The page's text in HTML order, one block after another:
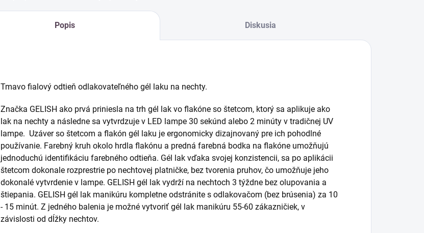
Popis Diskusia
Tmavo fialový odtieň odlakovateľného gél laku na nechty.
Značka GELISH ako prvá priniesla na trh gél lak vo flakóne so štetcom, ktorý sa aplikuje ako
lak na nechty a následne sa vytvrdzuje v LED lampe 30 sekúnd alebo 2 minúty v tradičnej UV
lampe. Uzáver so štetcom a flakón gél laku je ergonomicky dizajnovaný pre ich pohodlné
používanie. Farebný kruh okolo hrdla flakónu a predná farebná bodka na flakóne umožňujú
jednoduchú identifikáciu farebného odtieňa. Gél lak vďaka svojej konzistencii, sa po aplikácii
štetcom dokonale rozprestrie po nechtovej platničke, bez tvorenia pruhov, čo umožňuje jeho
dokonalé vytvrdenie v lampe. GELISH gél lak vydrží na nechtoch 3 týždne bez olupovania a
štiepania. GELISH gél lak manikúru kompletne odstránite s odlakovačom (bez brúsenia) za 10
- 15 minút. Z jedného balenia je možné vytvoriť gél lak manikúru 55-60 zákazničiek, v
závislosti od dĺžky nechtov.